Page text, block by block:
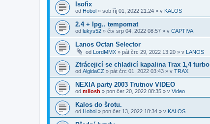
Isofix
od Hobol » sob říj 01, 2022 21:24 » v KALOS
2.4 + lpg.. tempomat
od lukys52 » čtv srp 04, 2022 08:57 » v CAPTIVA
Lanos Octan Selector
od LordMMX » pát črc 29, 2022 13:20 » v LANOS
Ztrácejicí se chladicí kapalina Trax 1,4 turbo
od AlgidaCZ » pát črc 01, 2022 03:43 » v TRAX
NEXIA party 2003 Trutnov VIDEO
od milosh » pon čer 20, 2022 08:35 » v Video
Kalos do šrotu.
od Hobol » pon čer 13, 2022 18:34 » v KALOS